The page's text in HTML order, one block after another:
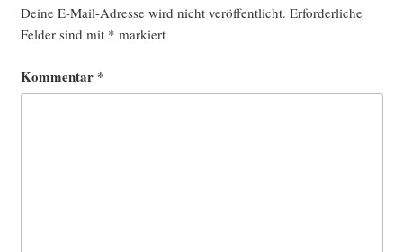
Deine E-Mail-Adresse wird nicht veröffentlicht. Erforderliche
Felder sind mit * markiert
Kommentar *